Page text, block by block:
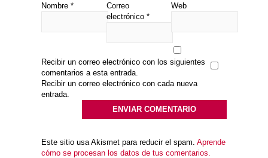
Nombre *
Correo
electrónico *
Web
Recibir un correo electrónico con los siguientes
comentarios a esta entrada.
Recibir un correo electrónico con cada nueva
entrada.
Este sitio usa Akismet para reducir el spam. Aprende
cómo se procesan los datos de tus comentarios.